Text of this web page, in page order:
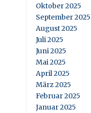
Oktober 2025
September 2025
August 2025
Juli 2025
Juni 2025
Mai 2025
April 2025
März 2025
Februar 2025
Januar 2025